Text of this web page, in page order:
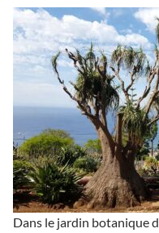
Dans le jardin botanique